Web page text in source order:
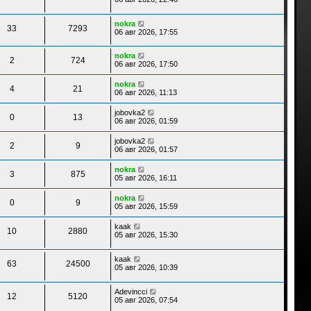
33 7293
nokra
06 авг 2026, 17:55
2 724
nokra
06 авг 2026, 17:50
4 21
nokra
06 авг 2026, 11:13
0 13
jobovka2
06 авг 2026, 01:59
2 9
jobovka2
06 авг 2026, 01:57
3 875
nokra
05 авг 2026, 16:11
0 9
nokra
05 авг 2026, 15:59
10 2880
kaak
05 авг 2026, 15:30
63 24500
kaak
05 авг 2026, 10:39
12 5120
Adevincci
05 авг 2026, 07:54